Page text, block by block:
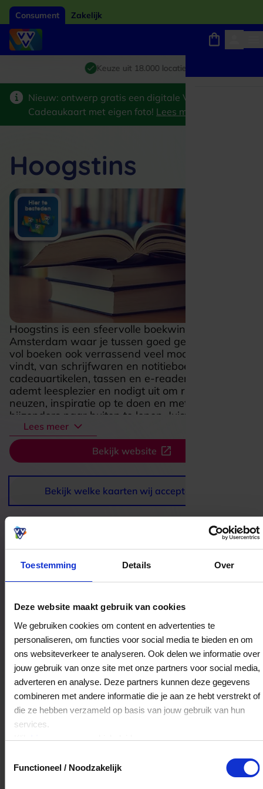
Toestemming Details Over
Deze website maakt gebruik van cookies
We gebruiken cookies om content en advertenties te
personaliseren, om functies voor social media te bieden en om
ons websiteverkeer te analyseren. Ook delen we informatie over
jouw gebruik van onze site met onze partners voor social media,
adverteren en analyse. Deze partners kunnen deze gegevens
combineren met andere informatie die je aan ze hebt verstrekt of
die ze hebben verzameld op basis van jouw gebruik van hun
services.
Klikhiervoor ons cookiebeleid.
Functioneel / Noodzakelijk
Consument Zakelijk
Giftcard van het jaar 2026
Keuze uit 18.000 locaties
Winkels, webshops en uitjes
Nieuw: ontwerp gratis een digitale VVV
Cadeaukaart met eigen foto! Lees meer
Hoogstins is een sfeervolle boekwinkel in
Amsterdam waar je tussen goed gevulde kasten
vol boeken ook verrassend veel mooie extra’s
vindt, van schrijfwaren en notitieboeken tot
cadeauartikelen, tassen en e-readers. De winkel
ademt leesplezier en nodigt uit om rustig rond te
neuzen, inspiratie op te doen en met iets
bijzonders naar buiten te lopen. Juist die mix van
boeken, persoonlijke boekentips en originele
vondsten geeft Hoogstins een warme, eigen
uitstraling. Of je nu binnenstapt voor een nieuwe
roman, een fijn schetsboek of een cadeau met
karakter, hier voelt winkelen als een klein
uitstapje voor lezers en liefhebbers van mooie
spullen.
Lees meer
Bekijk website
Hoogstins
Bekijk welke kaarten wij accepteren
Bestedingslocaties
Hoogstins
Kinkerstraat 115-119
1053DL Amsterdam
Veelgestelde Vragen
Ja, je mag het saldo van je VVV